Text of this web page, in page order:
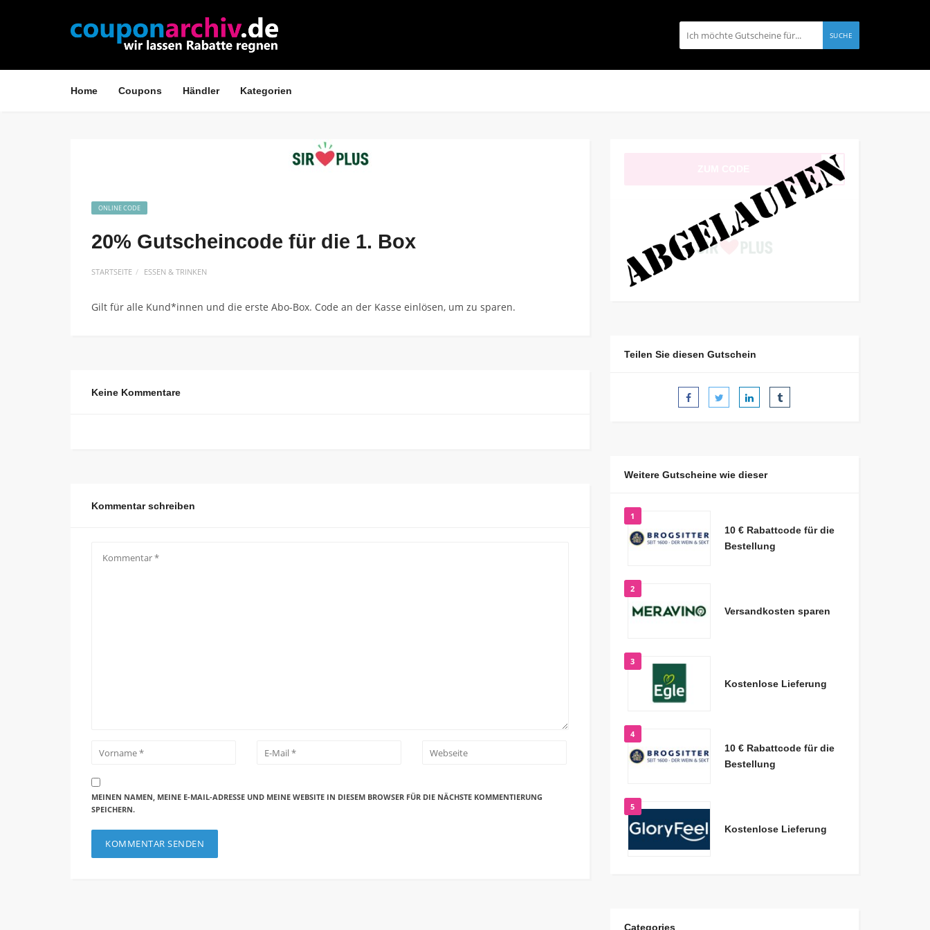
SUCHE
Home Coupons Händler Kategorien
ONLINE CODE
20% Gutscheincode für die 1. Box
STARTSEITE ESSEN & TRINKEN
Gilt für alle Kund*innen und die erste Abo-Box. Code an der Kasse einlösen, um zu sparen.
Keine Kommentare
Kommentar schreiben
MEINEN NAMEN, MEINE E-MAIL-ADRESSE UND MEINE WEBSITE IN DIESEM BROWSER FÜR DIE NÄCHSTE KOMMENTIERUNG
SPEICHERN.
EN20
Teilen Sie diesen Gutschein
Weitere Gutscheine wie dieser
1
10 € Rabattcode für die
Bestellung
2
Versandkosten sparen
3
Kostenlose Lieferung
4
10 € Rabattcode für die
Bestellung
5
Kostenlose Lieferung
Categories